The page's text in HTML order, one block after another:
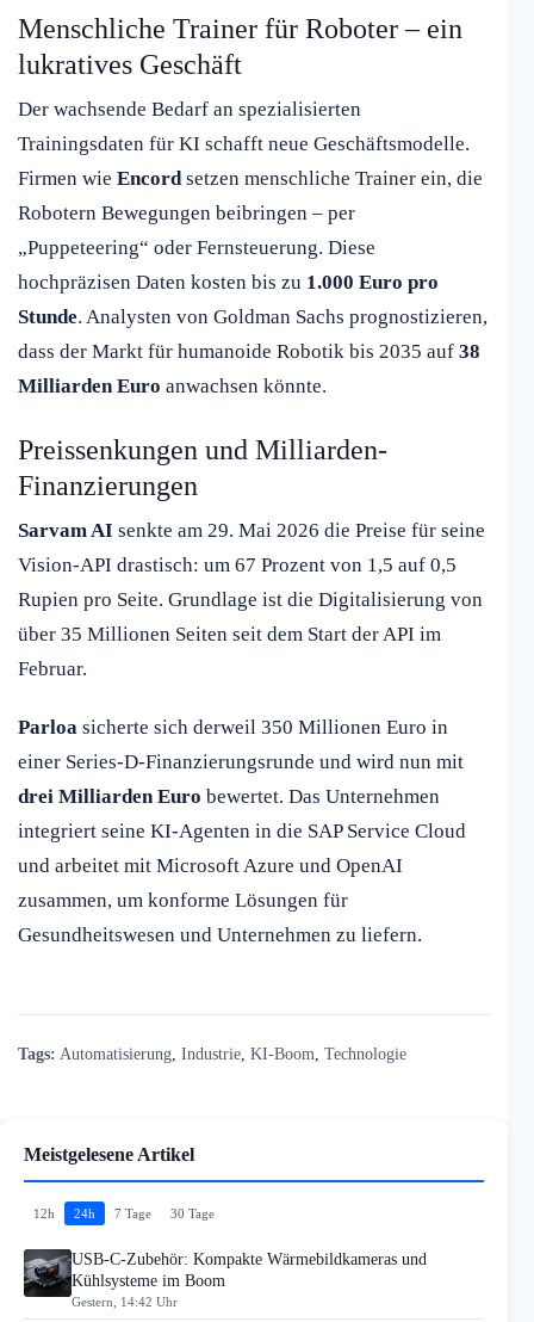
Menschliche Trainer für Roboter – ein
lukratives Geschäft
Der wachsende Bedarf an spezialisierten
Trainingsdaten für KI schafft neue Geschäftsmodelle.
Firmen wie Encordsetzen menschliche Trainer ein, die
Robotern Bewegungen beibringen – per
„Puppeteering“ oder Fernsteuerung. Diese
hochpräzisen Daten kosten bis zu 1.000 Euro pro
Stunde. Analysten von Goldman Sachs prognostizieren,
dass der Markt für humanoide Robotik bis 2035 auf 38
Milliarden Euro anwachsen könnte.
Preissenkungen und Milliarden-
Finanzierungen
Sarvam AI senkte am 29. Mai 2026 die Preise für seine
Vision-API drastisch: um 67 Prozent von 1,5 auf 0,5
Rupien pro Seite. Grundlage ist die Digitalisierung von
über 35 Millionen Seiten seit dem Start der API im
Februar.
Parloa sicherte sich derweil 350 Millionen Euro in
einer Series-D-Finanzierungsrunde und wird nun mit
drei Milliarden Euro bewertet. Das Unternehmen
integriert seine KI-Agenten in die SAP Service Cloud
und arbeitet mit Microsoft Azure und OpenAI
zusammen, um konforme Lösungen für
Gesundheitswesen und Unternehmen zu liefern.
Tags: Automatisierung Industrie KI-Boom Technologie
Meistgelesene Artikel
12h 24h 7 Tage 30 Tage
USB-C-Zubehör: Kompakte Wärmebildkameras und
Kühlsysteme im Boom
Gestern, 14:42 Uhr